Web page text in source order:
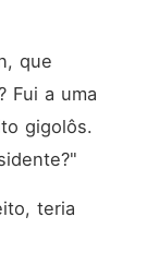
que
Fui a uma
gigolôs.
teria